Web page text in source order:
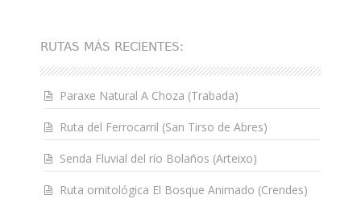
RUTAS MÁS RECIENTES:
Paraxe Natural A Choza (Trabada)
Ruta del Ferrocarril (San Tirso de Abres)
Senda Fluvial del río Bolaños (Arteixo)
Ruta ornitológica El Bosque Animado (Crendes)